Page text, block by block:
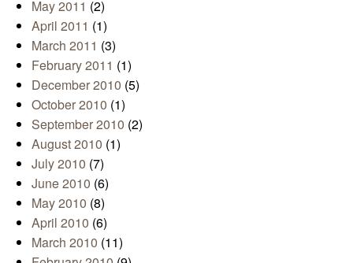
May 2011 (2)
April 2011 (1)
March 2011 (3)
February 2011 (1)
December 2010 (5)
October 2010 (1)
September 2010 (2)
August 2010 (1)
July 2010 (7)
June 2010 (6)
May 2010 (8)
April 2010 (6)
March 2010 (11)